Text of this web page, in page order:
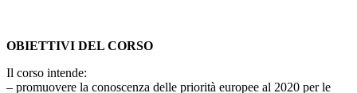
OBIETTIVI DEL CORSO
Il corso intende:
– promuovere la conoscenza delle priorità europee al 2020 per le